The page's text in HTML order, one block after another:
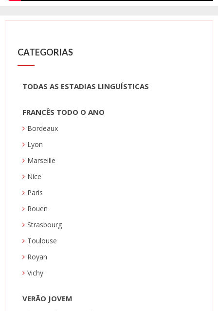
CATEGORIAS
TODAS AS ESTADIAS LINGUÍSTICAS
FRANCÊS TODO O ANO
Bordeaux
Lyon
Marseille
Nice
Paris
Rouen
Strasbourg
Toulouse
Royan
Vichy
VERÃO JOVEM